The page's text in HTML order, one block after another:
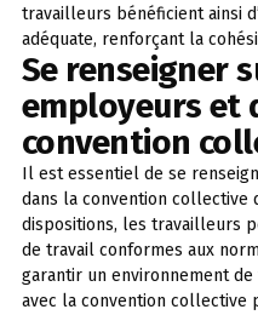
travailleurs bénéficient ainsi
adéquate, renforçant la
Se renseigner
employeurs et
convention
Il est essentiel de se
dans la convention collective
dispositions, les travailleurs
de travail conformes aux
garantir un environnement
avec la convention collective